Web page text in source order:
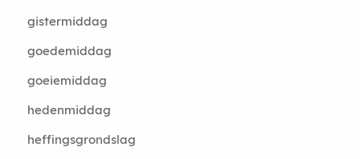
gistermiddag
goedemiddag
goeiemiddag
hedenmiddag
heffingsgrondslag